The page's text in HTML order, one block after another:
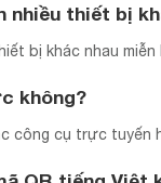
thiết bị
bị khác nhau
không?
công cụ trực tuyến